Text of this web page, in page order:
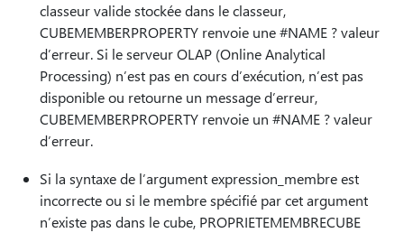
classeur valide stockée dans le classeur,
CUBEMEMBERPROPERTY renvoie une #NAME ? valeur
d’erreur. Si le serveur OLAP (Online Analytical
Processing) n’est pas en cours d’exécution, n’est pas
disponible ou retourne un message d’erreur,
CUBEMEMBERPROPERTY renvoie un #NAME ? valeur
d’erreur.
Si la syntaxe de l’argument expression_membre est
incorrecte ou si le membre spécifié par cet argument
n’existe pas dans le cube, PROPRIETEMEMBRECUBE